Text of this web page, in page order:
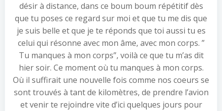
désir à distance, dans ce boum boum répétitif dès
que tu poses ce regard sur moi et que tu me dis que
je suis belle et que je te réponds que toi aussi tu es
celui qui résonne avec mon âme, avec mon corps. ”
Tu manques à mon corps”, voilà ce que tu m’as dit
hier soir. Ce moment où tu manques à mon corps.
Où il suffirait une nouvelle fois comme nos coeurs se
sont trouvés à tant de kilomètres, de prendre l’avion
et venir te rejoindre vite d’ici quelques jours pour